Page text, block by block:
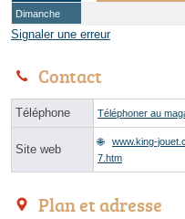
Dimanche
Signaler une erreur
Contact
Téléphone Téléphoner au
Site web
www.king-
7.htm
Plan et adresse